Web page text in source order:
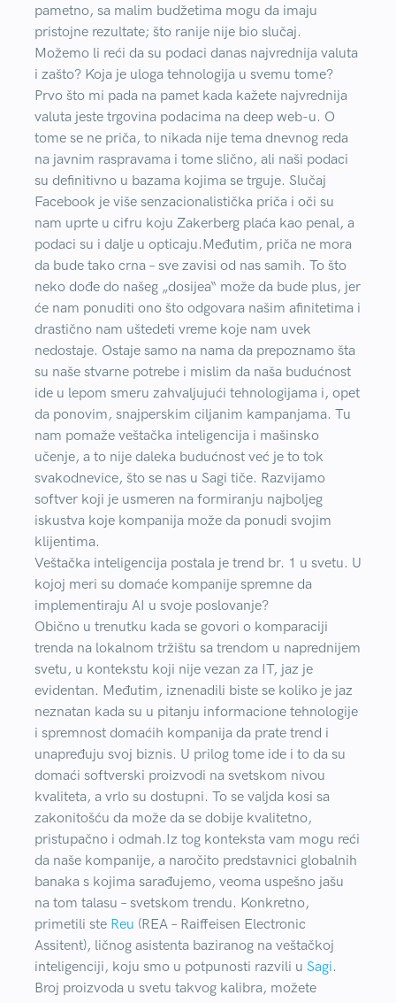
pametno, sa malim budžetima mogu da imaju
pristojne rezultate; što ranije nije bio slučaj.
Možemo li reći da su podaci danas najvrednija valuta
i zašto? Koja je uloga tehnologija u svemu tome?
Prvo što mi pada na pamet kada kažete najvrednija
valuta jeste trgovina podacima na deep web-u. O
tome se ne priča, to nikada nije tema dnevnog reda
na javnim raspravama i tome slično, ali naši podaci
su definitivno u bazama kojima se trguje. Slučaj
Facebook je više senzacionalistička priča i oči su
nam uprte u cifru koju Zakerberg plaća kao penal, a
podaci su i dalje u opticaju.Međutim, priča ne mora
da bude tako crna – sve zavisi od nas samih. To što
neko dođe do našeg „dosijea“ može da bude plus, jer
će nam ponuditi ono što odgovara našim afinitetima i
drastično nam uštedeti vreme koje nam uvek
nedostaje. Ostaje samo na nama da prepoznamo šta
su naše stvarne potrebe i mislim da naša budućnost
ide u lepom smeru zahvaljujući tehnologijama i, opet
da ponovim, snajperskim ciljanim kampanjama. Tu
nam pomaže veštačka inteligencija i mašinsko
učenje, a to nije daleka budućnost već je to tok
svakodnevice, što se nas u Sagi tiče. Razvijamo
softver koji je usmeren na formiranju najboljeg
iskustva koje kompanija može da ponudi svojim
klijentima.
Veštačka inteligencija postala je trend br. 1 u svetu. U
kojoj meri su domaće kompanije spremne da
implementiraju AI u svoje poslovanje?
Obično u trenutku kada se govori o komparaciji
trenda na lokalnom tržištu sa trendom u naprednijem
svetu, u kontekstu koji nije vezan za IT, jaz je
evidentan. Međutim, iznenadili biste se koliko je jaz
neznatan kada su u pitanju informacione tehnologije
i spremnost domaćih kompanija da prate trend i
unapređuju svoj biznis. U prilog tome ide i to da su
domaći softverski proizvodi na svetskom nivou
kvaliteta, a vrlo su dostupni. To se valjda kosi sa
zakonitošću da može da se dobije kvalitetno,
pristupačno i odmah.Iz tog konteksta vam mogu reći
da naše kompanije, a naročito predstavnici globalnih
banaka s kojima sarađujemo, veoma uspešno jašu
na tom talasu – svetskom trendu. Konkretno,
primetili ste Reu (REA – Raiffeisen Electronic
Assitent), ličnog asistenta baziranog na veštačkoj
inteligenciji, koju smo u potpunosti razvili u Sagi.
Broj proizvoda u svetu takvog kalibra, možete